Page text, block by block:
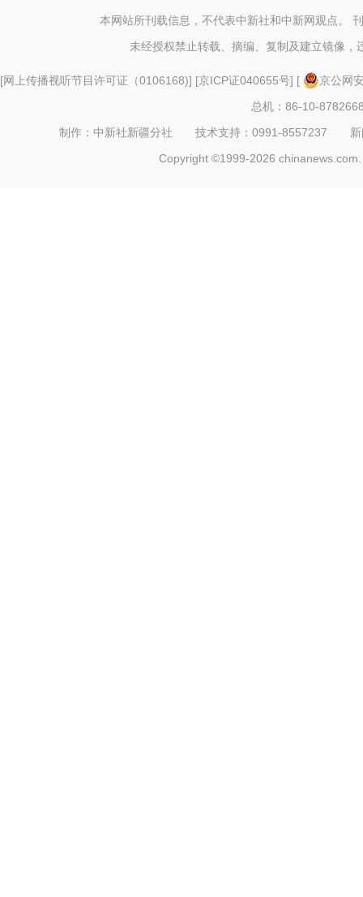
本网站所刊载信息，不代表中新社和中新网观点。
未经授权禁止转载、摘编、复制及建立镜像，
[网上传播视听节目许可证（0106168)] [京ICP证040655号] [
京公网
总机：86-10-
制作：中新社新疆分社 技术支持：0991-8557237
Copyright ©1999-2026